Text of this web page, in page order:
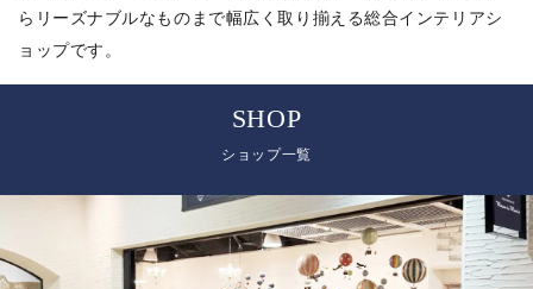
らリーズナブルなものまで幅広く取り揃える総合インテリアシ
ョップです。
SHOP
ショップ一覧